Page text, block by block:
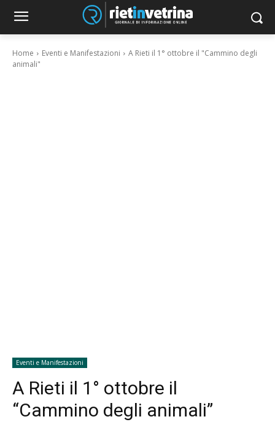
Home Eventi e Manifestazioni
A Rieti il 1° ottobre il "Cammino degli
animali"
Eventi e Manifestazioni
A Rieti il 1° ottobre il
“Cammino degli animali”